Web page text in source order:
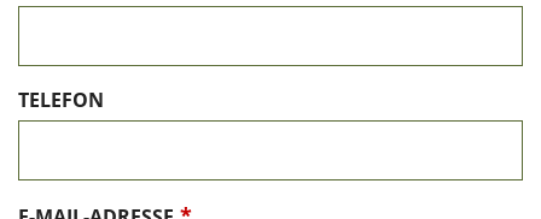
TELEFON